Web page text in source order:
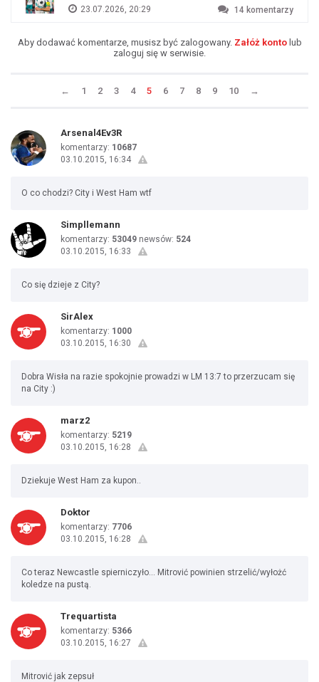
23.07.2026, 20:29 14 komentarzy
Aby dodawać komentarze, musisz być zalogowany. Załóż kontolub
zaloguj się w serwisie.
← 1 2 3 4 5 6 7 8 9 10 →
Arsenal4Ev3R
komentarzy: 10687
03.10.2015, 16:34
O co chodzi? City i West Ham wtf
Simpllemann
komentarzy: 53049 newsów: 524
03.10.2015, 16:33
Co się dzieje z City?
SirAlex
komentarzy: 1000
03.10.2015, 16:30
Dobra Wisła na razie spokojnie prowadzi w LM 13:7 to przerzucam się
na City :)
marz2
komentarzy: 5219
03.10.2015, 16:28
Dziekuje West Ham za kupon..
Doktor
komentarzy: 7706
03.10.2015, 16:28
Co teraz Newcastle spierniczyło... Mitrović powinien strzelić/wyłożć
koledze na pustą.
Trequartista
komentarzy: 5366
03.10.2015, 16:27
Mitrović jak zepsuł